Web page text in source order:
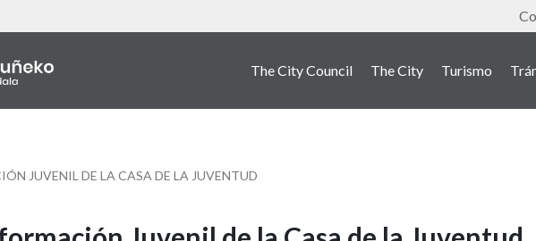
The City Council The City Turismo
JUVENIL DE LA CASA DE LA JUVENTUD